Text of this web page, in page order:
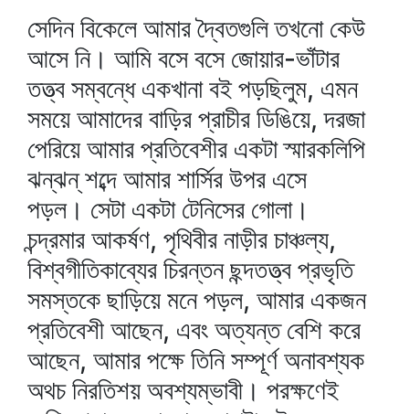
সেদিন বিকেলে আমার দ্বৈতগুলি তখনো কেউ
আসে নি। আমি বসে বসে জোয়ার-ভাঁটার
তত্ত্ব সম্বন্ধে একখানা বই পড়ছিলুম, এমন
সময়ে আমাদের বাড়ির প্রাচীর ডিঙিয়ে, দরজা
পেরিয়ে আমার প্রতিবেশীর একটা স্মারকলিপি
ঝন্‌ঝন্‌ শব্দে আমার শার্সির উপর এসে
পড়ল। সেটা একটা টেনিসের গোলা।
চন্দ্রমার আকর্ষণ, পৃথিবীর নাড়ীর চাঞ্চল্য,
বিশ্বগীতিকাব্যের চিরন্তন ছন্দতত্ত্ব প্রভৃতি
সমস্তকে ছাড়িয়ে মনে পড়ল, আমার একজন
প্রতিবেশী আছেন, এবং অত্যন্ত বেশি করে
আছেন, আমার পক্ষে তিনি সম্পূর্ণ অনাবশ্যক
অথচ নিরতিশয় অবশ্যম্ভাবী। পরক্ষণেই